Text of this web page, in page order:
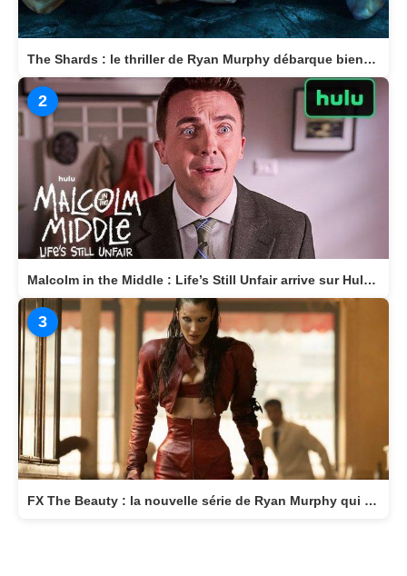
The Shards : le thriller de Ryan Murphy débarque bientôt sur Disney+
2
Malcolm in the Middle : Life’s Still Unfair arrive sur Hulu le 10 avril 2026
3
FX The Beauty : la nouvelle série de Ryan Murphy qui transforme la beauté en arme fatale